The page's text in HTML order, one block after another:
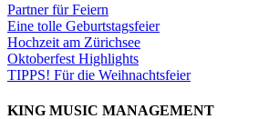
Partner für Feiern
Eine tolle Geburtstagsfeier
Hochzeit am Zürichsee
Oktoberfest Highlights
TIPPS! Für die Weihnachtsfeier
KING MUSIC MANAGEMENT